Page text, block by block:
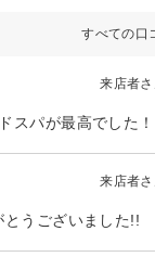
すべての口
来店者
来店者
うございました!!